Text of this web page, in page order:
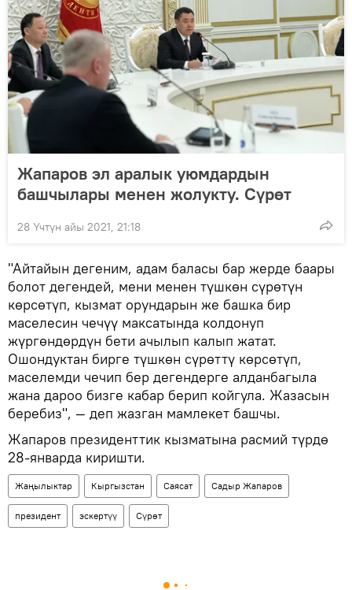
Жапаров эл аралык уюмдардын
башчылары менен жолукту. Сүрөт
28 Үчтүн айы 2021, 21:18
"Айтайын дегеним, адам баласы бар жерде баары
болот дегендей, мени менен түшкөн сүрөтүн
көрсөтүп, кызмат орундарын же башка бир
маселесин чечүү максатында колдонуп
жүргөндөрдүн бети ачылып калып жатат.
Ошондуктан бирге түшкөн сүрөттү көрсөтүп,
маселемди чечип бер дегендерге алданбагыла
жана дароо бизге кабар берип койгула. Жазасын
беребиз", — деп жазган мамлекет башчы.
Жапаров президенттик кызматына расмий түрдө
28-январда киришти.
Жаңылыктар Кыргызстан Саясат Садыр Жапаров
президент эскертүү Сүрөт